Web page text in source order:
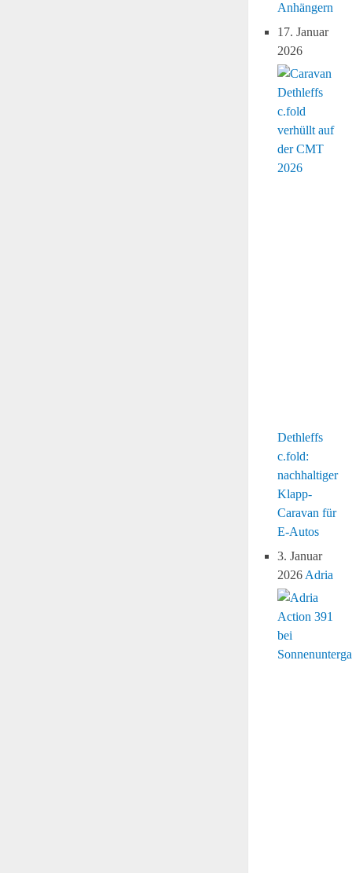
Anhängern
17. Januar
2026
Dethleffs
c.fold:
nachhaltiger
Klapp-
Caravan für
E-Autos
3. Januar
2026Adria